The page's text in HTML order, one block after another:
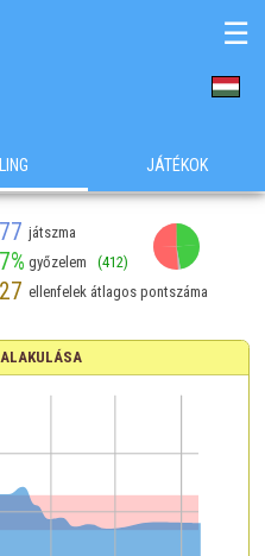
☰
JÁTÉKOK
játszma
győzelem (412)
ellenfelek átlagos pontszáma